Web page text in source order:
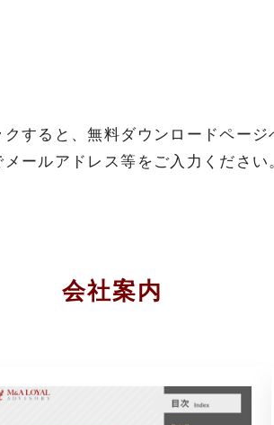
すると、無料ダウンロードページ
ールアドレス等をご入力ください
会社案内